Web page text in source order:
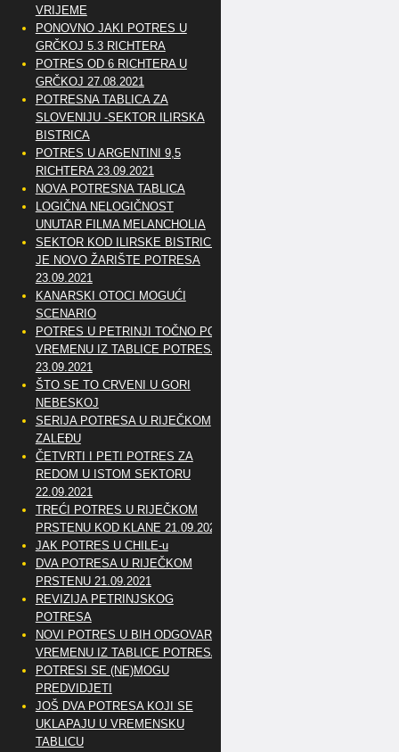
VRIJEME
PONOVNO JAKI POTRES U
GRČKOJ 5.3 RICHTERA
POTRES OD 6 RICHTERA U
GRČKOJ 27.08.2021
POTRESNA TABLICA ZA
SLOVENIJU -SEKTOR ILIRSKA
BISTRICA
POTRES U ARGENTINI 9,5
RICHTERA 23.09.2021
NOVA POTRESNA TABLICA
LOGIČNA NELOGIČNOST
UNUTAR FILMA MELANCHOLIA
SEKTOR KOD ILIRSKE BISTRICE
JE NOVO ŽARIŠTE POTRESA
23.09.2021
KANARSKI OTOCI MOGUĆI
SCENARIO
POTRES U PETRINJI TOČNO PO
VREMENU IZ TABLICE POTRESA
23.09.2021
ŠTO SE TO CRVENI U GORI
NEBESKOJ
SERIJA POTRESA U RIJEČKOM
ZALEĐU
ČETVRTI I PETI POTRES ZA
REDOM U ISTOM SEKTORU
22.09.2021
TREĆI POTRES U RIJEČKOM
PRSTENU KOD KLANE 21.09.2021
JAK POTRES U CHILE-u
DVA POTRESA U RIJEČKOM
PRSTENU 21.09.2021
REVIZIJA PETRINJSKOG
POTRESA
NOVI POTRES U BIH ODGOVARA
VREMENU IZ TABLICE POTRESA
POTRESI SE (NE)MOGU
PREDVIDJETI
JOŠ DVA POTRESA KOJI SE
UKLAPAJU U VREMENSKU
TABLICU